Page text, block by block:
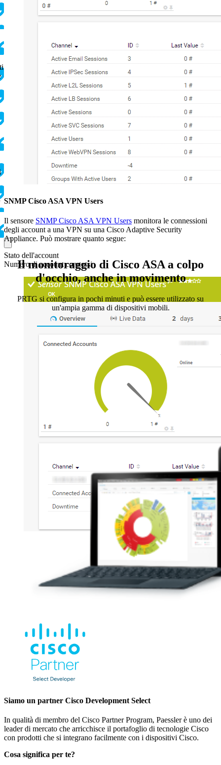
SNMP Cisco ASA VPN Users
Il sensore SNMP Cisco ASA VPN Users monitora le connessioni
degli account a una VPN su una Cisco Adaptive Security
Appliance. Può mostrare quanto segue:
Stato dell'account
Numero di account connessi
Il monitoraggio di Cisco ASA a colpo
d'occhio, anche in movimento
PRTG si configura in pochi minuti e può essere utilizzato su
un'ampia gamma di dispositivi mobili.
Siamo un partner Cisco Development Select
In qualità di membro del Cisco Partner Program, Paessler è uno dei
leader di mercato che arricchisce il portafoglio di tecnologie Cisco
con prodotti che si integrano facilmente con i dispositivi Cisco.
Cosa significa per te?